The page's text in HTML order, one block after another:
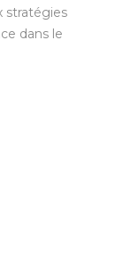
stratégies
dans le